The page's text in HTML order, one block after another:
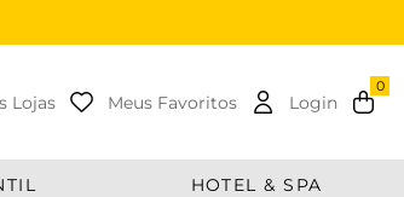
Lojas Meus Favoritos Login
HOTEL & SPA